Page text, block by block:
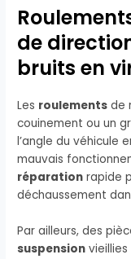
de
bruits en
Les roulements de
couinement ou un
l’angle du véhicule
mauvais
réparation rapide
déchaussement
Par ailleurs, des
suspension